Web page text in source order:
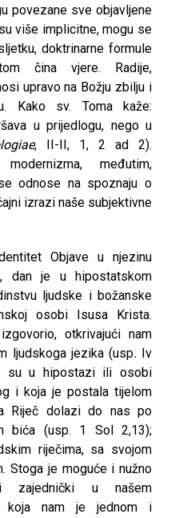
povezane sve objavljene
više implicitne, mogu se
doktrinarne formule
čina vjere. Radije,
upravo na Božju zbilju i
Kako sv. Toma kaže:
u prijedlogu, nego u
, II-II, 1, 2 ad 2).
međutim,
odnose na spoznaju o
izrazi naše subjektivne
Objave u njezinu
dan je u hipostatskom
ljudske i božanske
osobi Isusa Krista.
otkrivajući nam
ljudskoga jezika (usp. Iv
su u hipostazi ili osobi
i koja je postala tijelom
Riječ dolazi do nas po
bića (usp. 1 Sol 2,13);
riječima, sa svojom
Stoga je moguće i nužno
zajednički u našem
koja nam je jednom i